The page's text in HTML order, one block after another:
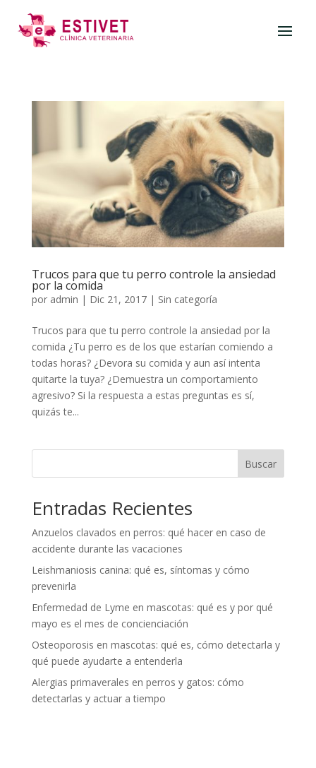
Trucos para que tu perro controle la ansiedad
por la comida
por admin | Dic 21, 2017| Sin categoría
Trucos para que tu perro controle la ansiedad por la
comida ¿Tu perro es de los que estarían comiendo a
todas horas? ¿Devora su comida y aun así intenta
quitarte la tuya? ¿Demuestra un comportamiento
agresivo? Si la respuesta a estas preguntas es sí,
quizás te...
Buscar
Entradas Recientes
Anzuelos clavados en perros: qué hacer en caso de
accidente durante las vacaciones
Leishmaniosis canina: qué es, síntomas y cómo
prevenirla
Enfermedad de Lyme en mascotas: qué es y por qué
mayo es el mes de concienciación
Osteoporosis en mascotas: qué es, cómo detectarla y
qué puede ayudarte a entenderla
Alergias primaverales en perros y gatos: cómo
detectarlas y actuar a tiempo